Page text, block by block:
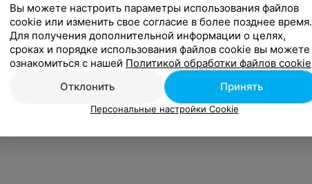
Вы можете настроить параметры использования файлов
cookie или изменить свое согласие в более позднее время.
Для получения дополнительной информации о целях,
сроках и порядке использования файлов cookie вы можете
ознакомиться с нашей Политикой обработки файлов cookie
Отклонить
Принять
Персональные настройки Cookie